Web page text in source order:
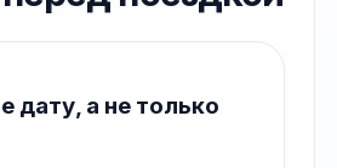
дату, а не только